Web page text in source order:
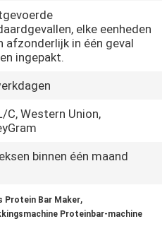
elke eenheden
afzonderlijk in één geval
ingepakt.
C, Western Union,
binnen één maand
Protein Bar Maker,
Proteinbar-machine